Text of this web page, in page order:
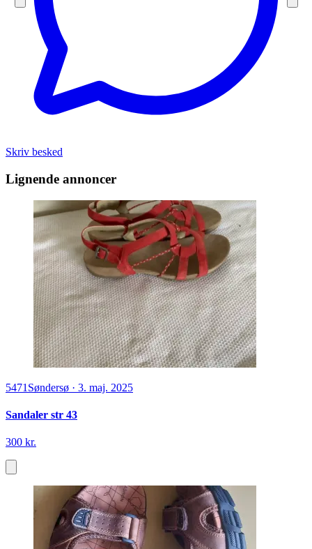
Skriv besked
Lignende annoncer
5471 Søndersø · 3. maj. 2025
Sandaler str 43
300 kr.